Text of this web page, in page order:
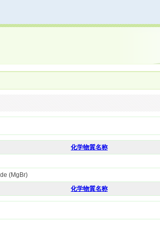
化学物質名称
(MgBr)
化学物質名称